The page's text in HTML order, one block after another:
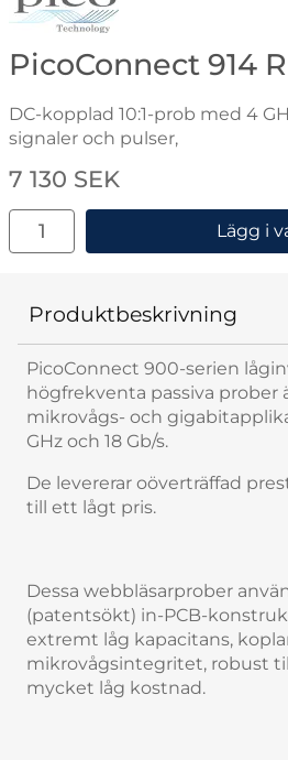
Gå till varumärkessidan för Pico
PicoConnect 914
DC-kopplad 10:1-prob med 4
signaler och pulser,
Handla denna produkt
pris
7 130 SEK
antal
Lägg i
Produktbeskrivning
PicoConnect 900-serien
högfrekventa passiva prober
mikrovågs- och
GHz och 18 Gb/s.
De levererar oöverträffad
till ett lågt pris.
Dessa webbläsarprober
(patentsökt) in-PCB-
extremt låg kapacitans,
mikrovågsintegritet, robust
mycket låg kostnad.